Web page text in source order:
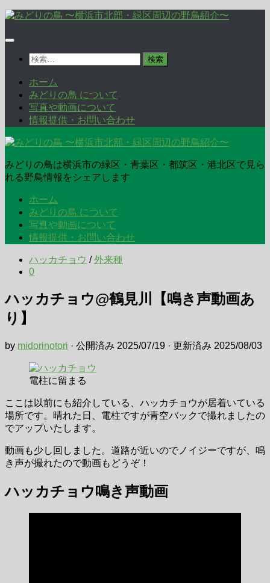
コ
テ
プ
検
ホーム
みどりの鳥 について
写真や動画について
情報提供・お問い合わせ
みどりの鳥は横浜市の緑区・青葉区・都筑区・港北区で見ら
れる野鳥情報をシェアします
ホーム
みどりの鳥 について
写真や動画について
情報提供・お問い合わせ
ハッカチョウ / 外来種
0
ハッカチョウ@鶴見川【鳴き声動画あ
り】
by midorinotori · 公開済み 2025/07/19 · 更新済み 2025/08/03
電柱に留まる
ここは以前にも紹介している、ハッカチョウが居着いている
場所です。晴れた日、電柱ですが青空バックで撮れましたの
でアップいたします。
動画も少し回しました。道路が近いのでノイジーですが、鳴
き声が撮れたので動画もどうぞ！
ハッカチョウ鳴き声動画